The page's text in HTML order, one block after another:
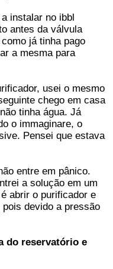
instalar no ibbl
antes da válvula
já tinha pago
a mesma para
usei o mesmo
chego em casa
tinha água. Já
o immaginare, o
Pensei que estava
entre em pânico.
a solução em um
abrir o purificador e
devido a pressão
do reservatório e